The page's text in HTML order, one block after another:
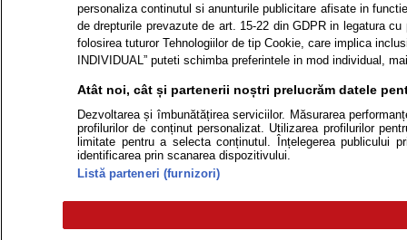
personaliza continutul si anunturile publicitare afisate in
de drepturile prevazute de art. 15-22 din GDPR in legatura
folosirea tuturor Tehnologiilor de tip Cookie, care implica
INDIVIDUAL” puteti schimba preferintele in mod individual,
Atât noi, cât și partenerii noștri prelucrăm datele
Dezvoltarea și îmbunătățirea serviciilor. Măsurarea
profilurilor de conținut personalizat. Utilizarea profilurilor
limitate pentru a selecta conținutul. Înțelegerea
identificarea prin scanarea dispozitivului.
Listă parteneri (furnizori)